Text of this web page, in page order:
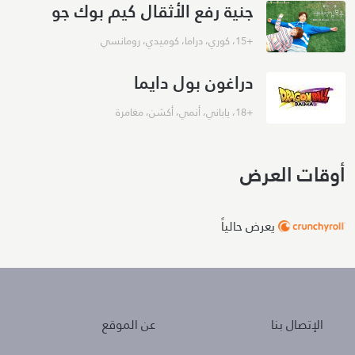
جنية رفع الأثقال كيم بوك جو
+15 ، كوري،دراما، كوميدي، رومانسي
دراغون بول دايما
+18 ، ياباني،أنمي،أكشن،مغامرة
أوقات العرض
يعرض حالياً
Policies
الإتصال بنا
About
عن الموقع